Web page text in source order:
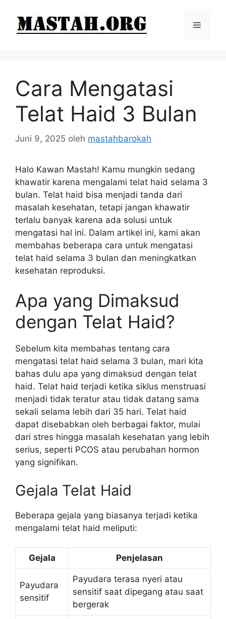
Menu
Cara Mengatasi
Telat Haid 3 Bulan
Juni 9, 2025 oleh mastahbarokah
Halo Kawan Mastah! Kamu mungkin sedang
khawatir karena mengalami telat haid selama 3
bulan. Telat haid bisa menjadi tanda dari
masalah kesehatan, tetapi jangan khawatir
terlalu banyak karena ada solusi untuk
mengatasi hal ini. Dalam artikel ini, kami akan
membahas beberapa cara untuk mengatasi
telat haid selama 3 bulan dan meningkatkan
kesehatan reproduksi.
Apa yang Dimaksud
dengan Telat Haid?
Sebelum kita membahas tentang cara
mengatasi telat haid selama 3 bulan, mari kita
bahas dulu apa yang dimaksud dengan telat
haid. Telat haid terjadi ketika siklus menstruasi
menjadi tidak teratur atau tidak datang sama
sekali selama lebih dari 35 hari. Telat haid
dapat disebabkan oleh berbagai faktor, mulai
dari stres hingga masalah kesehatan yang lebih
serius, seperti PCOS atau perubahan hormon
yang signifikan.
Gejala Telat Haid
Beberapa gejala yang biasanya terjadi ketika
mengalami telat haid meliputi:
Gejala Penjelasan
Payudara
sensitif
Payudara terasa nyeri atau
sensitif saat dipegang atau saat
bergerak